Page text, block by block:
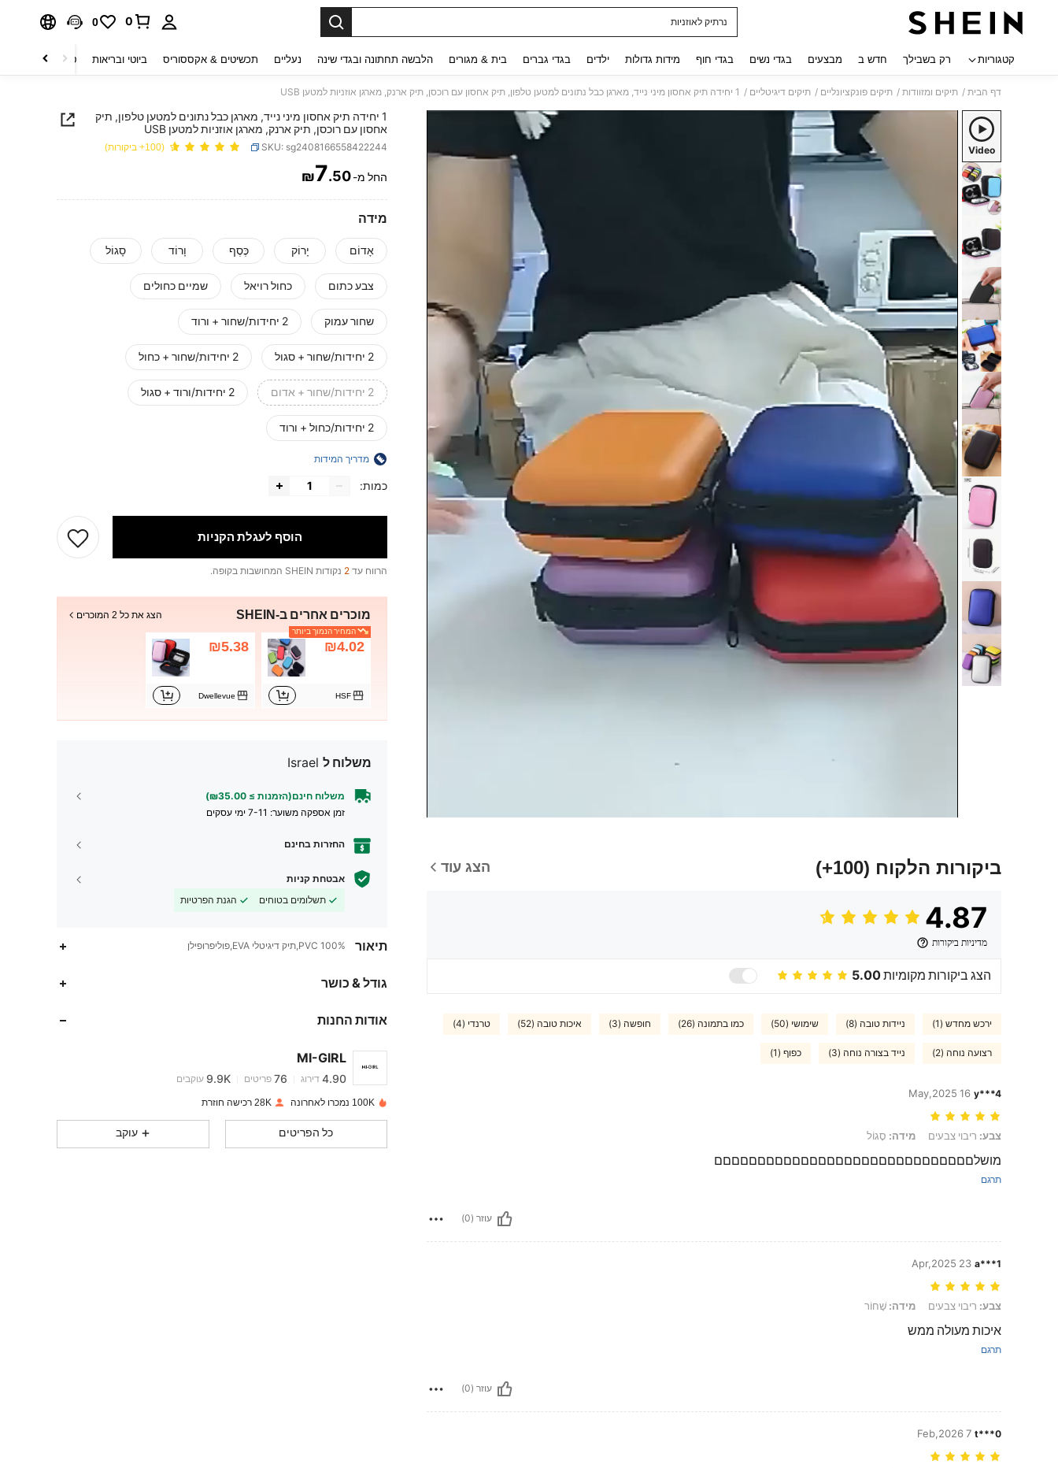
נרתיק לאוזניות
0
0
קטגוריות רק בשבילך חדש ב מבצעים בגדי נשים בגדי חוף מידות גדולות ילדים בגדי גברים בית & מגורים הלבשה תחתונה ובגדי שינה נעליים תכשיטים & אקססוריס ביוטי ובריאות טקסטיל לבית
דף הבית / תיקים ומזוודות / תיקים פונקציונליים / תיקים דיגיטליים / 1 יחידה תיק אחסון מיני נייד, מארגן כבל נתונים למטען טלפון, תיק אחסון עם רוכסן, תיק ארנק, מארגן אוזניות למטען USB
Video
ביקורות הלקוח (100+) הצג עוד
4.87
מדיניות ביקורות
הצג ביקורות מקומיות5.00
ירכש מחדש (1) ניידות טובה (8) שימושי (50) כמו בתמונה (26) חופשה (3) איכות טובה (52) טרנדי (4)
רצועה נוחה (2) נייד בצורה נוחה (3) כפוף (1)
y***4
16 May,2025
צבע: ריבוי צבעים, מידה: סָגוֹל
צבע: ריבוי צבעים מידה: סָגוֹל
מושלםםםםםםםםםםםםםםםםםםםםםםםםםםםםםם
תרגם
עוזר (0)
a***1
23 Apr,2025
צבע: ריבוי צבעים, מידה: שָׁחוֹר
צבע: ריבוי צבעים מידה: שָׁחוֹר
איכות מעולה ממש
תרגם
עוזר (0)
t***0
7 Feb,2026
1 יחידה תיק אחסון מיני נייד, מארגן כבל נתונים למטען טלפון, תיק
אחסון עם רוכסן, תיק ארנק, מארגן אוזניות למטען USB
SKU: sg2408166558422244 (100+ ביקורות)
PRICE AND AVAILABILITY
החל מ- ₪7.50
מידה
אָדוֹם יָרוֹק כֶּסֶף וָרוֹד סָגוֹל
צבע כתום כחול רויאל שמיים כחולים
שחור עמוק 2 יחידות/שחור + ורוד
2 יחידות/שחור + סגול 2 יחידות/שחור + כחול
2 יחידות/שחור + אדום 2 יחידות/ורוד + סגול
2 יחידות/כחול + ורוד
מדריך המידות
כמות:
הוסף לעגלת הקניות
הרווח עד 2 נקודות SHEIN המחושבות בקופה.
מוכרים אחרים ב-SHEIN הצג את כל 2 המוכרים
המחיר הנמוך ביותר
₪4.02
HSF
₪5.38
Dwellevue
משלוח ל Israel
משלוח חינם(הזמנות ≥ ₪35.00)
זמן אספקה ​​משוער: 7-11 ימי עסקים
החזרות בחינם
אבטחת קניות
תשלומים בטוחים
הגנת הפרטיות
תיאור 100% PVC,תיק דיגיטלי EVA,פוליפרופילן
גודל & כושר
אודות החנות
MI-GIRL
4.90
4.90 דירוג 76 פריטים 9.9K עוקבים
4.90
76
9.9K
100K נמכרו לאחרונה 28K רכישה חוזרת
כל הפריטים עוקב